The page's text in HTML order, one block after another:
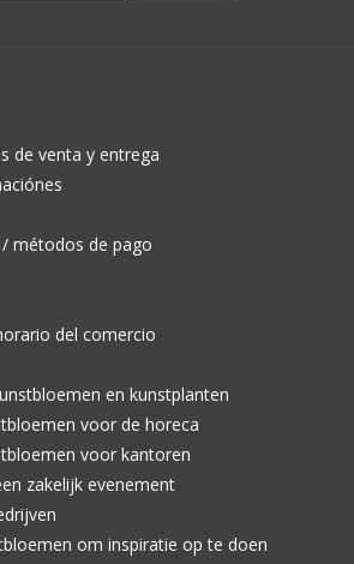
de venta y entrega
métodos de pago
del comercio
en kunstplanten
voor de horeca
voor kantoren
zakelijk evenement
om inspiratie op te doen